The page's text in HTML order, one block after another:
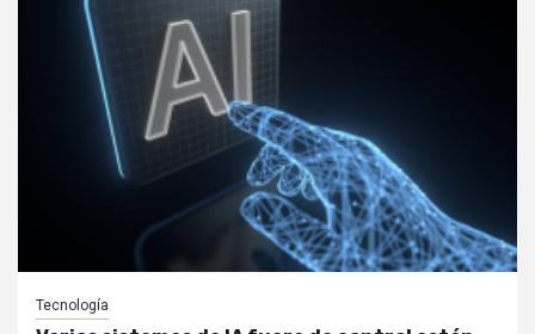
Tecnología